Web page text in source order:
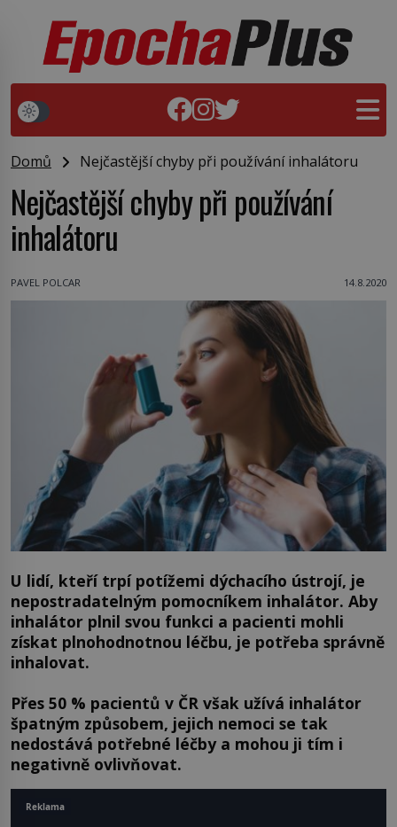
Domů Nejčastější chyby při používání inhalátoru
Nejčastější chyby při používání
inhalátoru
PAVEL POLCAR 14.8.2020
U lidí, kteří trpí potížemi dýchacího ústrojí, je
nepostradatelným pomocníkem inhalátor. Aby
inhalátor plnil svou funkci a pacienti mohli
získat plnohodnotnou léčbu, je potřeba správně
inhalovat.
Přes 50 % pacientů v ČR však užívá inhalátor
špatným způsobem, jejich nemoci se tak
nedostává potřebné léčby a mohou ji tím i
negativně ovlivňovat.
Reklama